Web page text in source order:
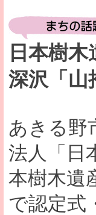
日本樹
深沢「
あきる野
法人「日
本樹木遺
で認定式